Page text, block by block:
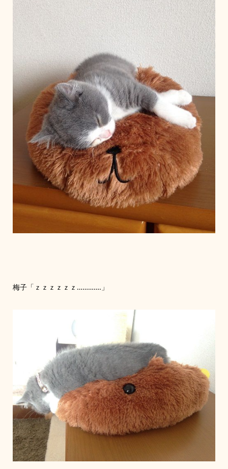
梅子「ｚｚｚｚｚｚ………….」